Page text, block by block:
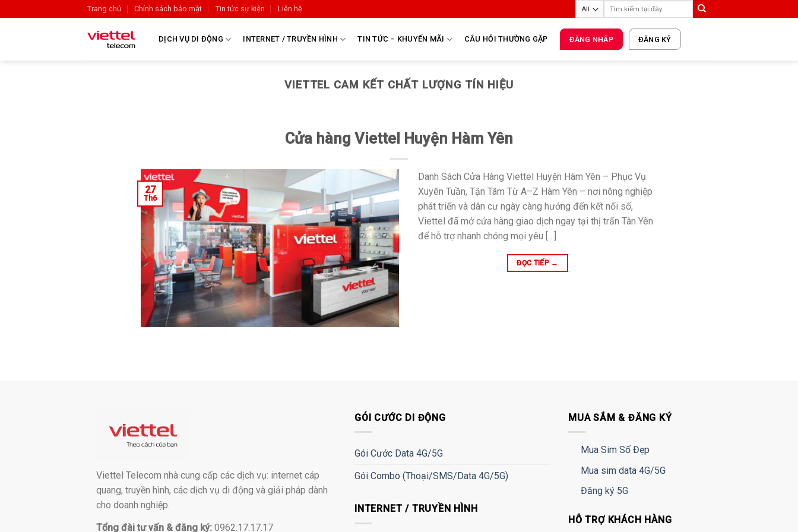
Trang chủ Chính sách bảo mật Tin tức sự kiện Liên hệ
DỊCH VỤ DI ĐỘNG INTERNET / TRUYỀN HÌNH TIN TỨC – KHUYẾN MÃI CÂU HỎI THƯỜNG GẶP ĐĂNG NHẬP ĐĂNG KÝ
VIETTEL CAM KẾT CHẤT LƯỢNG TÍN HIỆU
Cửa hàng Viettel Huyện Hàm Yên
27
Th6
Danh Sách Cửa Hàng Viettel Huyện Hàm Yên – Phục Vụ
Xuyên Tuần, Tận Tâm Từ A–Z Hàm Yên – nơi nông nghiệp
phát triển và dân cư ngày càng hướng đến kết nối số,
Viettel đã mở cửa hàng giao dịch ngay tại thị trấn Tân Yên
để hỗ trợ nhanh chóng mọi yêu […]
ĐỌC TIẾP →
Viettel Telecom nhà cung cấp các dịch vụ: internet cáp
quang, truyền hình, các dịch vụ di động và giải pháp dành
cho doanh nghiệp.
Tổng đài tư vấn & đăng ký: 0962.17.17.17
GÓI CƯỚC DI ĐỘNG
Gói Cước Data 4G/5G
Gói Combo (Thoại/SMS/Data 4G/5G)
INTERNET / TRUYỀN HÌNH
MUA SẮM & ĐĂNG KÝ
Mua Sim Số Đẹp
Mua sim data 4G/5G
Đăng ký 5G
HỖ TRỢ KHÁCH HÀNG